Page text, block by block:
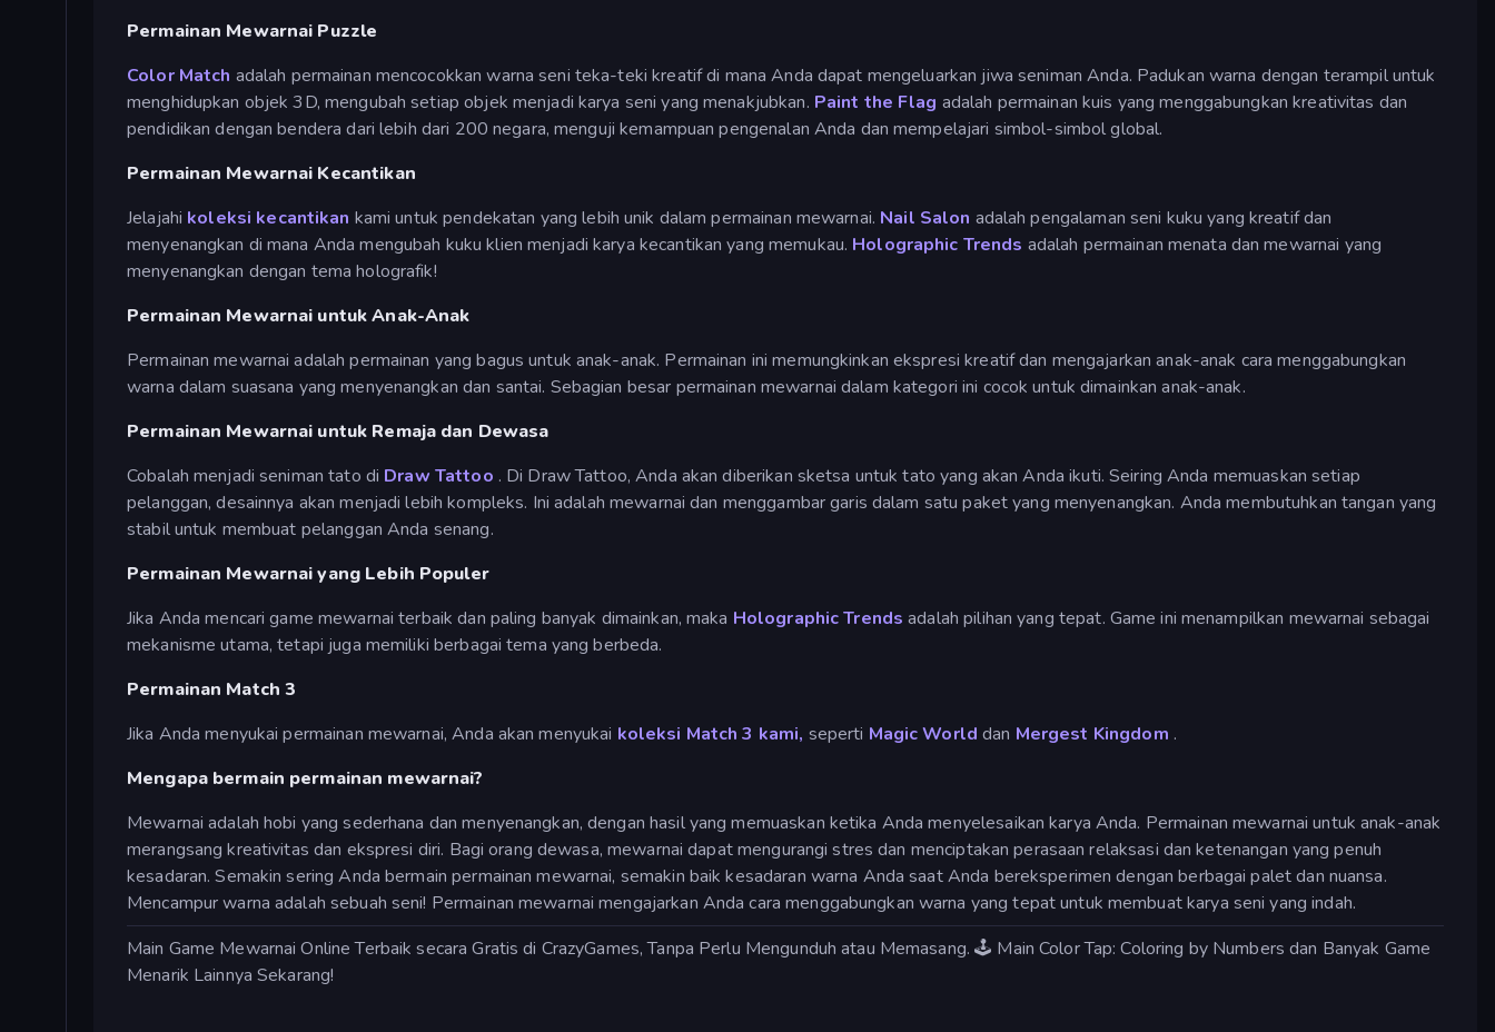
Permainan Mewarnai Puzzle
Color Match adalah permainan mencocokkan warna seni teka-teki kreatif di mana Anda dapat mengeluarkan jiwa seniman Anda. Padukan warna dengan terampil untuk
menghidupkan objek 3D, mengubah setiap objek menjadi karya seni yang menakjubkan. Paint the Flag adalah permainan kuis yang menggabungkan kreativitas dan
pendidikan dengan bendera dari lebih dari 200 negara, menguji kemampuan pengenalan Anda dan mempelajari simbol-simbol global.
Permainan Mewarnai Kecantikan
Jelajahi koleksi kecantikan kami untuk pendekatan yang lebih unik dalam permainan mewarnai. Nail Salon adalah pengalaman seni kuku yang kreatif dan
menyenangkan di mana Anda mengubah kuku klien menjadi karya kecantikan yang memukau. Holographic Trends adalah permainan menata dan mewarnai yang
menyenangkan dengan tema holografik!
Permainan Mewarnai untuk Anak-Anak
Permainan mewarnai adalah permainan yang bagus untuk anak-anak. Permainan ini memungkinkan ekspresi kreatif dan mengajarkan anak-anak cara menggabungkan
warna dalam suasana yang menyenangkan dan santai. Sebagian besar permainan mewarnai dalam kategori ini cocok untuk dimainkan anak-anak.
Permainan Mewarnai untuk Remaja dan Dewasa
Cobalah menjadi seniman tato di Draw Tattoo . Di Draw Tattoo, Anda akan diberikan sketsa untuk tato yang akan Anda ikuti. Seiring Anda memuaskan setiap
pelanggan, desainnya akan menjadi lebih kompleks. Ini adalah mewarnai dan menggambar garis dalam satu paket yang menyenangkan. Anda membutuhkan tangan yang
stabil untuk membuat pelanggan Anda senang.
Permainan Mewarnai yang Lebih Populer
Jika Anda mencari game mewarnai terbaik dan paling banyak dimainkan, maka Holographic Trends adalah pilihan yang tepat. Game ini menampilkan mewarnai sebagai
mekanisme utama, tetapi juga memiliki berbagai tema yang berbeda.
Permainan Match 3
Jika Anda menyukai permainan mewarnai, Anda akan menyukai koleksi Match 3 kami, seperti Magic World dan Mergest Kingdom .
Mengapa bermain permainan mewarnai?
Mewarnai adalah hobi yang sederhana dan menyenangkan, dengan hasil yang memuaskan ketika Anda menyelesaikan karya Anda. Permainan mewarnai untuk anak-anak
merangsang kreativitas dan ekspresi diri. Bagi orang dewasa, mewarnai dapat mengurangi stres dan menciptakan perasaan relaksasi dan ketenangan yang penuh
kesadaran. Semakin sering Anda bermain permainan mewarnai, semakin baik kesadaran warna Anda saat Anda bereksperimen dengan berbagai palet dan nuansa.
Mencampur warna adalah sebuah seni! Permainan mewarnai mengajarkan Anda cara menggabungkan warna yang tepat untuk membuat karya seni yang indah.
Main Game Mewarnai Online Terbaik secara Gratis di CrazyGames, Tanpa Perlu Mengunduh atau Memasang. 🕹️ Main Color Tap: Coloring by Numbers dan Banyak Game
Menarik Lainnya Sekarang!